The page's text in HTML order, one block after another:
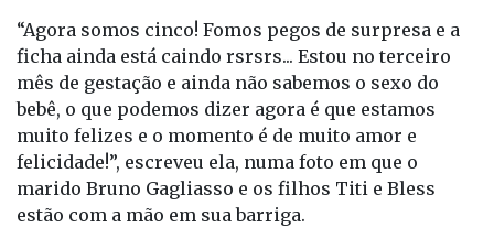
“Agora somos cinco! Fomos pegos de surpresa e a
ficha ainda está caindo rsrsrs... Estou no terceiro
mês de gestação e ainda não sabemos o sexo do
bebê, o que podemos dizer agora é que estamos
muito felizes e o momento é de muito amor e
felicidade!”, escreveu ela, numa foto em que o
marido Bruno Gagliasso e os filhos Titi e Bless
estão com a mão em sua barriga.